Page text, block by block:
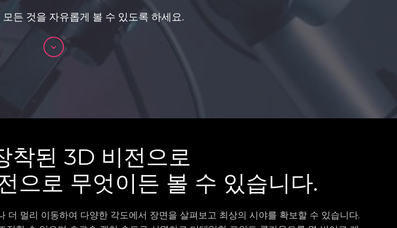
든 것을 자유롭게 볼 수 있도록 하세요.
스
크
착된 3D 비전으로
으로 무엇이든 볼 수 있습니다.
멀리 이동하여 다양한 각도에서 장면을 살펴보고 최상의 시야를 확보할 수 있습니다.